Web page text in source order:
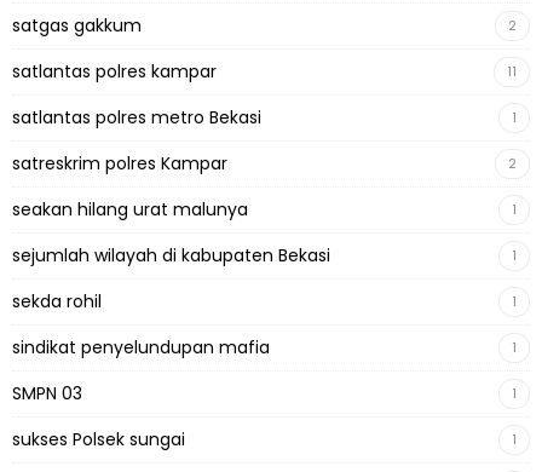
satgas gakkum 2
satlantas polres kampar 11
satlantas polres metro Bekasi 1
satreskrim polres Kampar 2
seakan hilang urat malunya 1
sejumlah wilayah di kabupaten Bekasi 1
sekda rohil 1
sindikat penyelundupan mafia 1
SMPN 03 1
sukses Polsek sungai 1